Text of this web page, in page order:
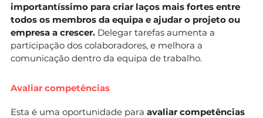
importantíssimo para criar laços mais fortes entre
todos os membros da equipa e ajudar o projeto ou
empresa a crescer. Delegar tarefas aumenta a
participação dos colaboradores, e melhora a
comunicação dentro da equipa de trabalho.
Avaliar competências
Esta é uma oportunidade para avaliar competências